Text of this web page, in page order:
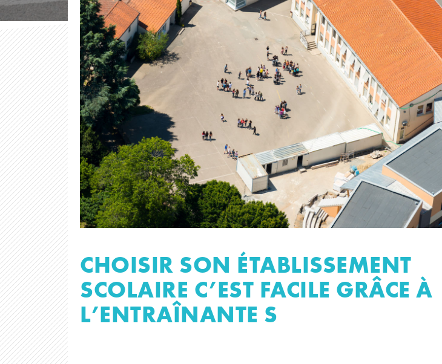
CHOISIR SON ÉTABLISSEMENT
SCOLAIRE C’EST FACILE GRÂCE À
L’ENTRAÎNANTE S